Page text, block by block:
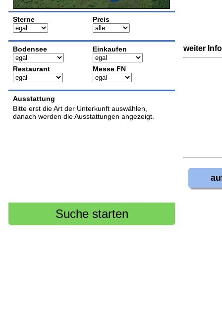
Sterne Preis
Bodensee Einkaufen
Restaurant Messe FN
Ausstattung
Bitte erst die Art der Unterkunft auswählen,
danach werden die Ausstattungen angezeigt.
weiter